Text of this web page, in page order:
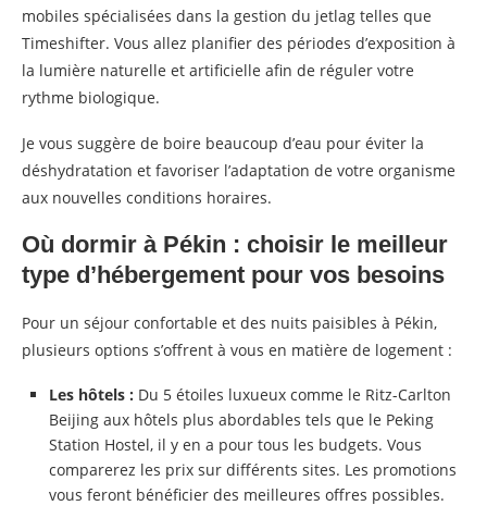
mobiles spécialisées dans la gestion du jetlag telles que
Timeshifter. Vous allez planifier des périodes d’exposition à
la lumière naturelle et artificielle afin de réguler votre
rythme biologique.
Je vous suggère de boire beaucoup d’eau pour éviter la
déshydratation et favoriser l’adaptation de votre organisme
aux nouvelles conditions horaires.
Où dormir à Pékin : choisir le meilleur
type d’hébergement pour vos besoins
Pour un séjour confortable et des nuits paisibles à Pékin,
plusieurs options s’offrent à vous en matière de logement :
Les hôtels : Du 5 étoiles luxueux comme le Ritz-Carlton
Beijing aux hôtels plus abordables tels que le Peking
Station Hostel, il y en a pour tous les budgets. Vous
comparerez les prix sur différents sites. Les promotions
vous feront bénéficier des meilleures offres possibles.